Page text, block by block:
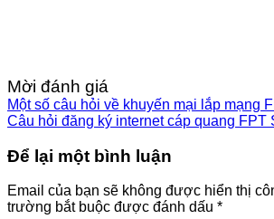
Mời đánh giá
Một số câu hỏi về khuyến mại lắp mạng
Câu hỏi đăng ký internet cáp quang FPT
Để lại một bình luận
Email của bạn sẽ không được hiển thị
trường bắt buộc được đánh dấu *